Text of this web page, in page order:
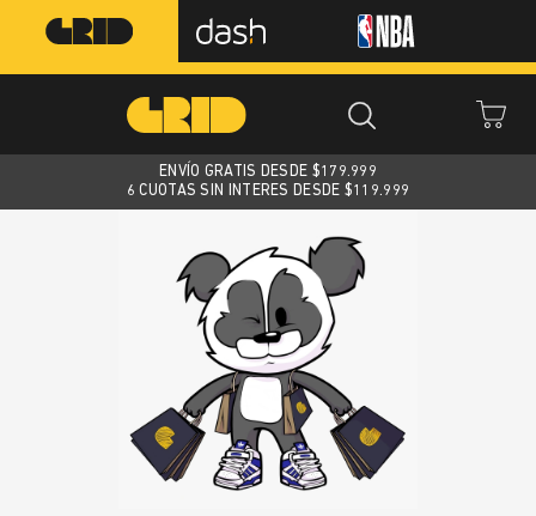
ENVÍO GRATIS DESDE $179.999
6 CUOTAS SIN INTERES DESDE $119.999